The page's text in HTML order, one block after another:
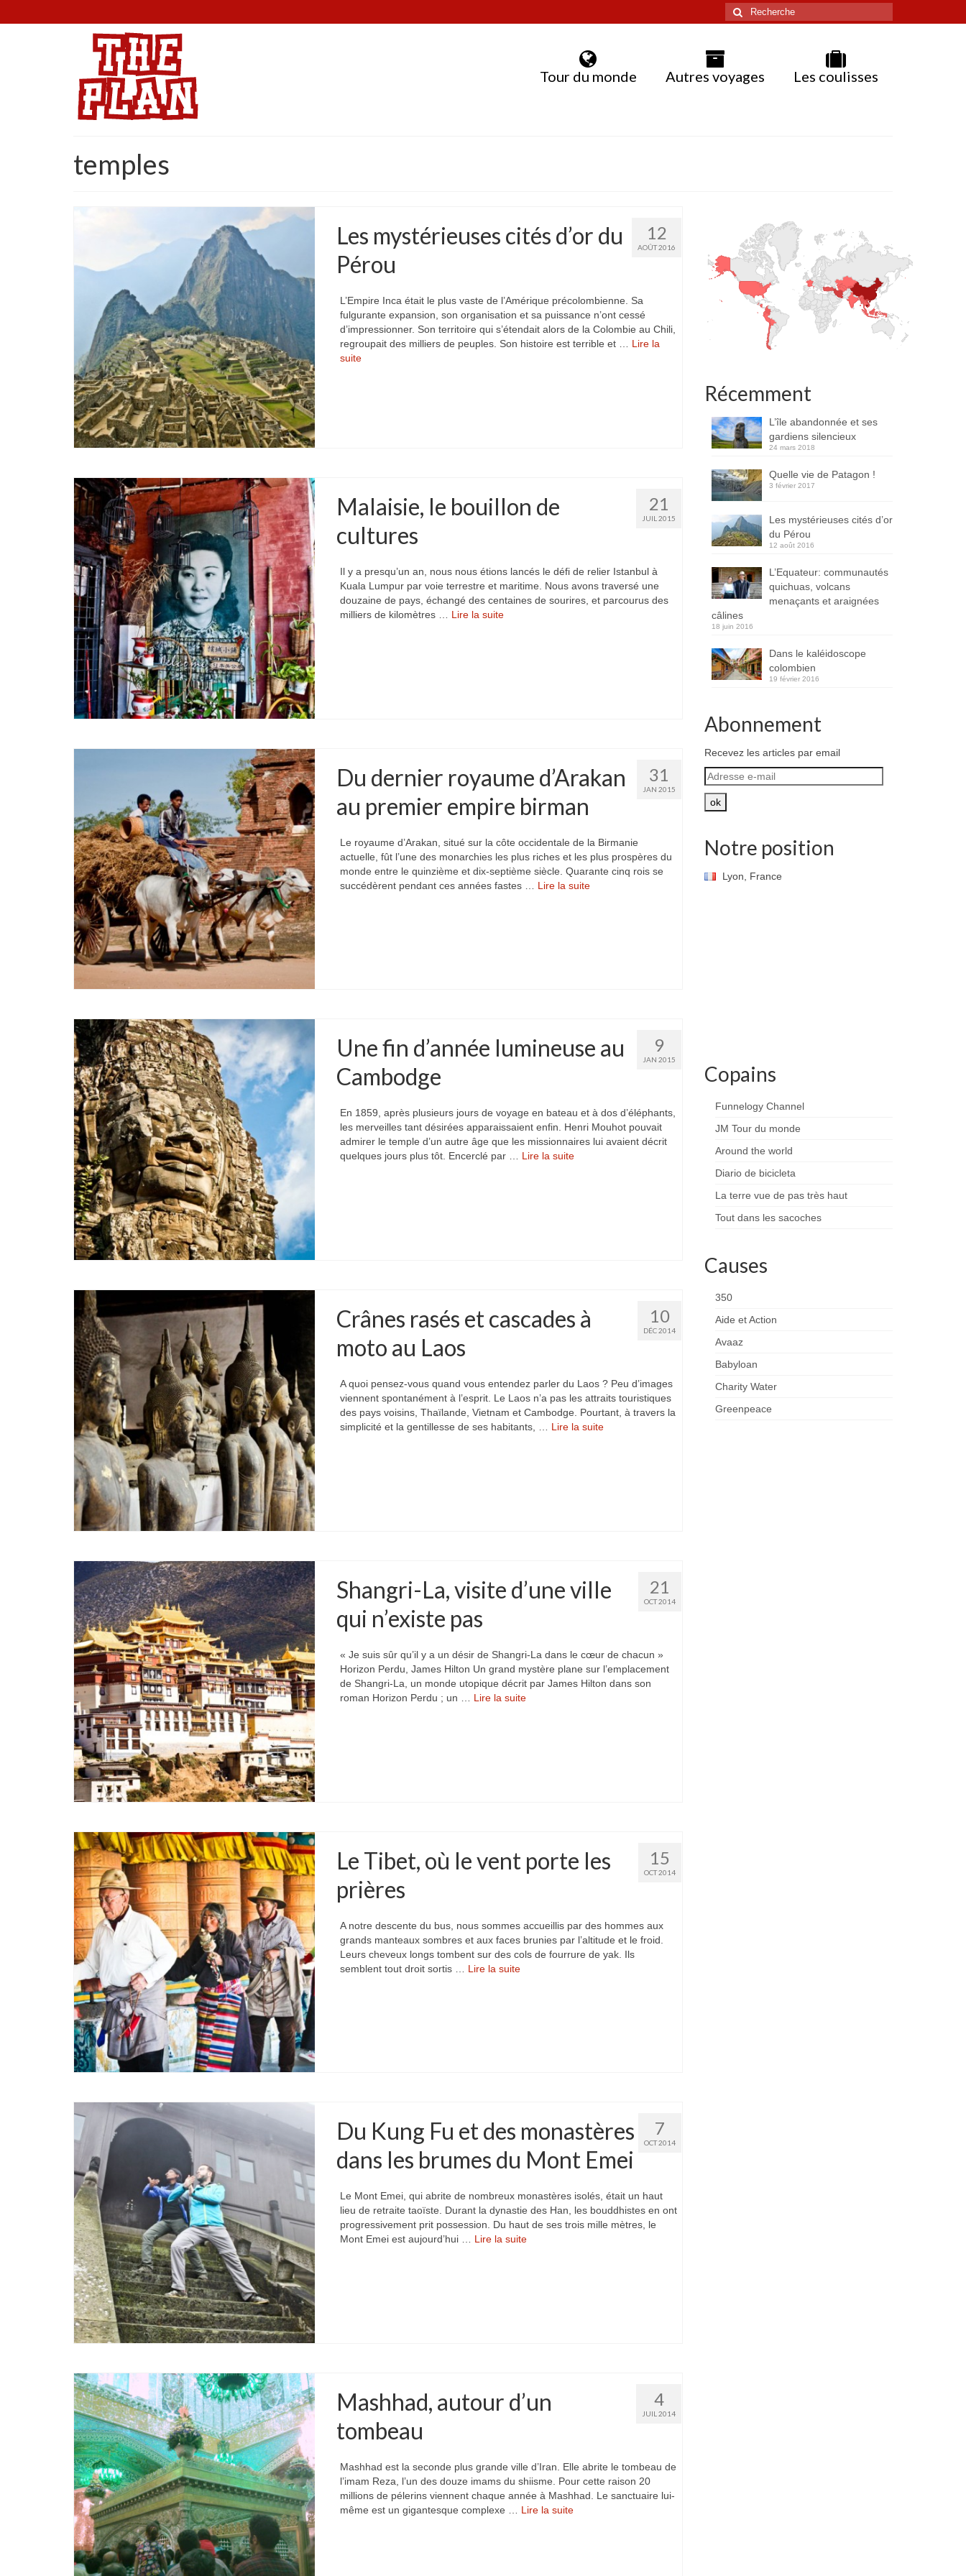
Rechercher
:
Tour du monde Autres voyages Les coulisses
temples
12
AOÛT 2016
Les mystérieuses cités d’or du
Pérou
L’Empire Inca était le plus vaste de l’Amérique précolombienne. Sa
fulgurante expansion, son organisation et sa puissance n’ont cessé
d’impressionner. Son territoire qui s’étendait alors de la Colombie au Chili,
regroupait des milliers de peuples. Son histoire est terrible et … Lire la
suite­­
21
JUIL 2015
Malaisie, le bouillon de
cultures
Il y a presqu’un an, nous nous étions lancés le défi de relier Istanbul à
Kuala Lumpur par voie terrestre et maritime. Nous avons traversé une
douzaine de pays, échangé des centaines de sourires, et parcourus des
milliers de kilomètres … Lire la suite­­
31
JAN 2015
Du dernier royaume d’Arakan
au premier empire birman
Le royaume d’Arakan, situé sur la côte occidentale de la Birmanie
actuelle, fût l’une des monarchies les plus riches et les plus prospères du
monde entre le quinzième et dix-septième siècle. Quarante cinq rois se
succédèrent pendant ces années fastes … Lire la suite­­
9
JAN 2015
Une fin d’année lumineuse au
Cambodge
En 1859, après plusieurs jours de voyage en bateau et à dos d’éléphants,
les merveilles tant désirées apparaissaient enfin. Henri Mouhot pouvait
admirer le temple d’un autre âge que les missionnaires lui avaient décrit
quelques jours plus tôt. Encerclé par … Lire la suite­­
10
DÉC 2014
Crânes rasés et cascades à
moto au Laos
A quoi pensez-vous quand vous entendez parler du Laos ? Peu d’images
viennent spontanément à l’esprit. Le Laos n’a pas les attraits touristiques
des pays voisins, Thaïlande, Vietnam et Cambodge. Pourtant, à travers la
simplicité et la gentillesse de ses habitants, … Lire la suite­­
21
OCT 2014
Shangri-La, visite d’une ville
qui n’existe pas
« Je suis sûr qu’il y a un désir de Shangri-La dans le cœur de chacun »
Horizon Perdu, James Hilton Un grand mystère plane sur l’emplacement
de Shangri-La, un monde utopique décrit par James Hilton dans son
roman Horizon Perdu ; un … Lire la suite­­
15
OCT 2014
Le Tibet, où le vent porte les
prières
A notre descente du bus, nous sommes accueillis par des hommes aux
grands manteaux sombres et aux faces brunies par l’altitude et le froid.
Leurs cheveux longs tombent sur des cols de fourrure de yak. Ils
semblent tout droit sortis … Lire la suite­­
7
OCT 2014
Du Kung Fu et des monastères
dans les brumes du Mont Emei
Le Mont Emei, qui abrite de nombreux monastères isolés, était un haut
lieu de retraite taoïste. Durant la dynastie des Han, les bouddhistes en ont
progressivement prit possession. Du haut de ses trois mille mètres, le
Mont Emei est aujourd’hui … Lire la suite­­
4
JUIL 2014
Mashhad, autour d’un
tombeau
Mashhad est la seconde plus grande ville d’Iran. Elle abrite le tombeau de
l’imam Reza, l’un des douze imams du shiisme. Pour cette raison 20
millions de pélerins viennent chaque année à Mashhad. Le sanctuaire lui-
même est un gigantesque complexe … Lire la suite­­
Récemment
L’île abandonnée et ses
gardiens silencieux
24 mars 2018
Quelle vie de Patagon !
3 février 2017
Les mystérieuses cités d’or
du Pérou
12 août 2016
L’Equateur: communautés
quichuas, volcans
menaçants et araignées
câlines
18 juin 2016
Dans le kaléidoscope
colombien
19 février 2016
Abonnement
Recevez les articles par email
Adresse
e-
mail
ok
Notre position
Lyon, France
Copains
Funnelogy Channel
JM Tour du monde
Around the world
Diario de bicicleta
La terre vue de pas très haut
Tout dans les sacoches
Causes
350
Aide et Action
Avaaz
Babyloan
Charity Water
Greenpeace